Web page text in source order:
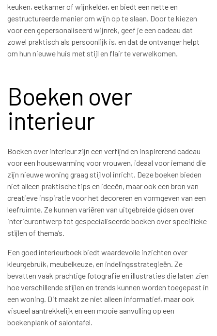
keuken, eetkamer of wijnkelder, en biedt een nette en
gestructureerde manier om wijn op te slaan. Door te kiezen
voor een gepersonaliseerd wijnrek, geef je een cadeau dat
zowel praktisch als persoonlijk is, en dat de ontvanger helpt
om hun nieuwe huis met stijl en flair te verwelkomen.
Boeken over
interieur
Boeken over interieur zijn een verfijnd en inspirerend cadeau
voor een housewarming voor vrouwen, ideaal voor iemand die
zijn nieuwe woning graag stijlvol inricht. Deze boeken bieden
niet alleen praktische tips en ideeën, maar ook een bron van
creatieve inspiratie voor het decoreren en vormgeven van een
leefruimte. Ze kunnen variëren van uitgebreide gidsen over
interieurontwerp tot gespecialiseerde boeken over specifieke
stijlen of thema’s.
Een goed interieurboek biedt waardevolle inzichten over
kleurgebruik, meubelkeuze, en indelingsstrategieën. Ze
bevatten vaak prachtige fotografie en illustraties die laten zien
hoe verschillende stijlen en trends kunnen worden toegepast in
een woning. Dit maakt ze niet alleen informatief, maar ook
visueel aantrekkelijk en een mooie aanvulling op een
boekenplank of salontafel.